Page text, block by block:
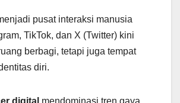
pusat interaksi manusia
TikTok, dan X (Twitter) kini
berbagi, tetapi juga tempat
diri.
digital mendominasi tren gaya